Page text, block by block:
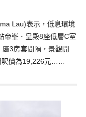
Lau)表示，低息環境
帝峯．皇殿8座低層C室
3房套間隔，景觀開
呎價為19,226元……